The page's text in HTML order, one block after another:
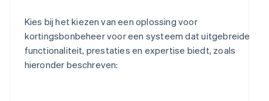
Kies bij het kiezen van een oplossing voor
kortingsbonbeheer voor een systeem dat uitgebreide
functionaliteit, prestaties en expertise biedt, zoals
hieronder beschreven: